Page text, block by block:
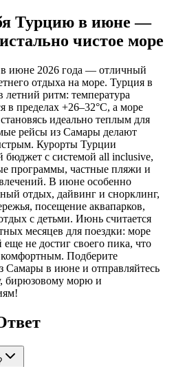
Турцию в июне —
чистое море
июне 2026 года — отличный
отдыха на море. Турция в
ритм: температура
в пределах +26–32°C, а море
идеально теплым для
рейсы из Самары делают
Курорты Турции
бюджет с системой all inclusive,
программы, частные пляжи и
В июне особенно
отдых, дайвинг и снорклинг,
посещение аквапарков,
с детьми. Июнь считается
месяцев для поездки: море
не достиг своего пика, что
комфортным. Подберите
Самары в июне и отправляйтесь
бирюзовому морю и